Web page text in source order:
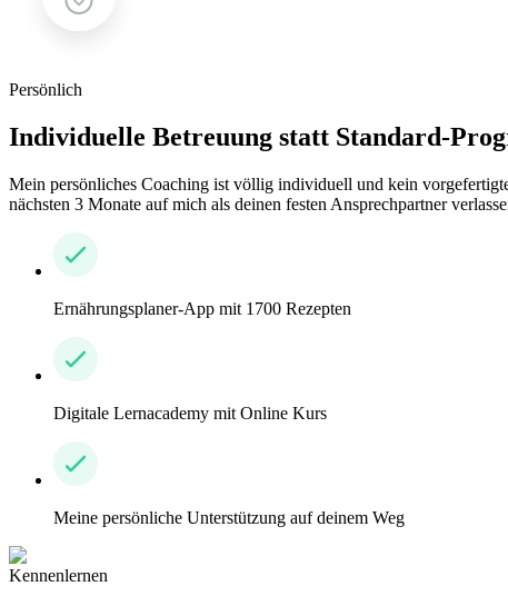
Persönlich
Individuelle Betreuung statt Standard-
Mein persönliches Coaching ist völlig individuell und kein
nächsten 3 Monate auf mich als deinen festen Ansprechpartner
Ernährungsplaner-App mit 1700 Rezepten
Digitale Lernacademy mit Online Kurs
Meine persönliche Unterstützung auf deinem Weg
Kennenlernen